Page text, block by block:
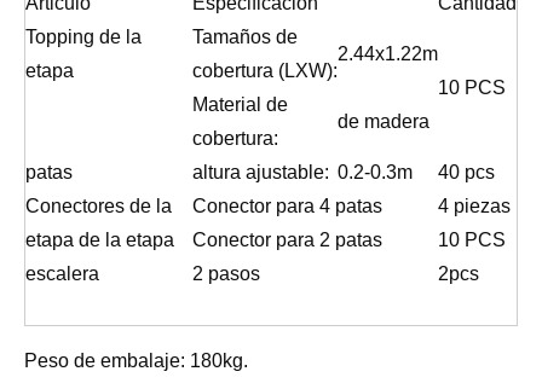
Topping de la
etapa
Tamaños de
cobertura (LXW):
2.44x1.22m
10 PCS
Material de
cobertura:
de madera
patas altura ajustable: 0.2-0.3m
40 pcs
Conectores de la
etapa de la etapa
Conector para 4 patas
4 piezas
Conector para 2 patas
10 PCS
escalera
2 pasos 2pcs
Peso de embalaje: 180kg.